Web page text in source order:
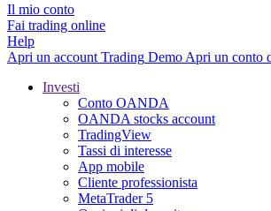
Il mio conto
Fai trading online
Help
Apri un account Trading Demo Apri un conto
Investi
Conto OANDA
OANDA stocks account
TradingView
Tassi di interesse
App mobile
Cliente professionista
MetaTrader 5